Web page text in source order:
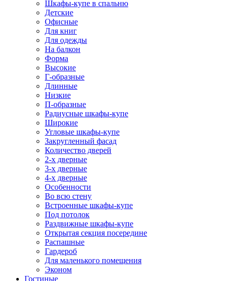
Шкафы-купе в спальню
Детские
Офисные
Для книг
Для одежды
На балкон
Форма
Высокие
Г-образные
Длинные
Низкие
П-образные
Радиусные шкафы-купе
Широкие
Угловые шкафы-купе
Закругленный фасад
Количество дверей
2-х дверные
3-х дверные
4-х дверные
Особенности
Во всю стену
Встроенные шкафы-купе
Под потолок
Раздвижные шкафы-купе
Открытая секция посередине
Распашные
Гардероб
Для маленького помещения
Эконом
Гостиные